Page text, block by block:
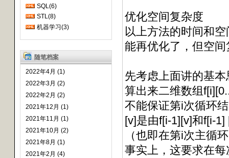
SQL(6)
STL(8)
机器学习(3)
随笔档案
2022年4月 (1)
2022年3月 (2)
2022年2月 (2)
2021年12月 (1)
2021年11月 (1)
2021年10月 (2)
2021年8月 (1)
2021年2月 (4)
优化空间复杂度
以上方法的时间和
能再优化了，但空
先考虑上面讲的基
算出来二维数组
不能保证第i次循环
[v]是由f[i-1][v]和f[i-
（也即在第i次主循
事实上，这要求在